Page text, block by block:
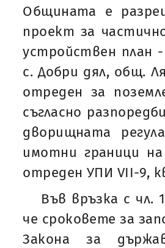
Общината е
проект за
устройствен план
с. Добри дял, общ.
отреден за
съгласно
дворищната
имотни граници
отреден УПИ VII-9,
Във връзка с чл.
че сроковете за
Закона за